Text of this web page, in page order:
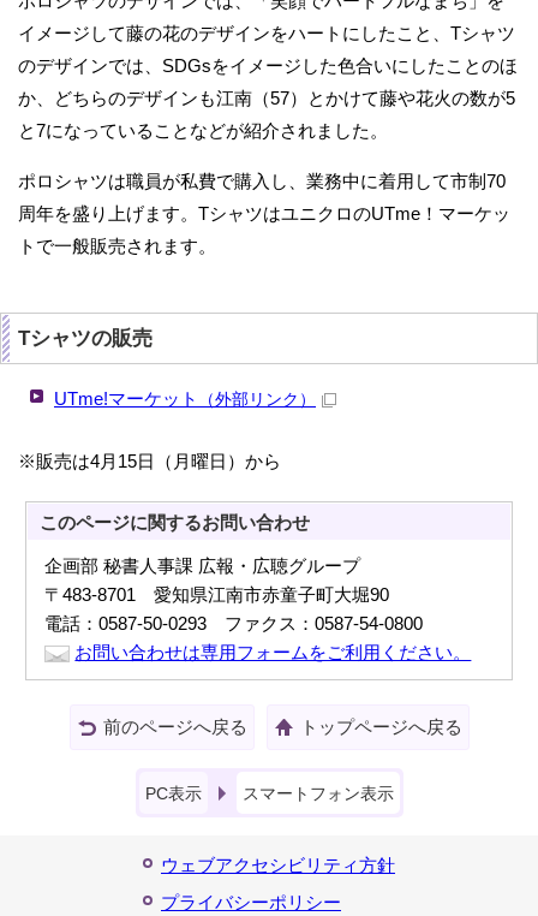
イメージして藤の花のデザインをハートにしたこと、Tシャツ
のデザインでは、SDGsをイメージした色合いにしたことのほ
か、どちらのデザインも江南（57）とかけて藤や花火の数が5
と7になっていることなどが紹介されました。
ポロシャツは職員が私費で購入し、業務中に着用して市制70
周年を盛り上げます。TシャツはユニクロのUTme！マーケッ
トで一般販売されます。
Tシャツの販売
UTme!マーケット （外部リンク）
※販売は4月15日（月曜日）から
このページに関するお問い合わせ
企画部 秘書人事課 広報・広聴グループ
〒483-8701 愛知県江南市赤童子町大堀90
電話：0587-50-0293 ファクス：0587-54-0800
お問い合わせは専用フォームをご利用ください。
前のページへ戻る トップページへ戻る
PC表示 スマートフォン表示
ウェブアクセシビリティ方針
プライバシーポリシー